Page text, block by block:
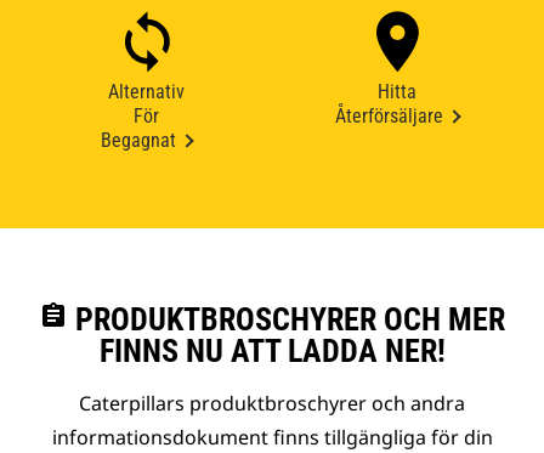
Alternativ
För
Begagnat
Hitta
Återförsäljare
assignment PRODUKTBROSCHYRER OCH MER
FINNS NU ATT LADDA NER!
Caterpillars produktbroschyrer och andra
informationsdokument finns tillgängliga för din